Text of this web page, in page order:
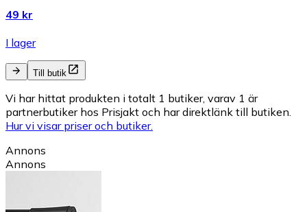
49 kr
I lager
Till butik
Vi har hittat produkten i totalt 1 butiker, varav 1 är
partnerbutiker hos Prisjakt och har direktlänk till butiken.
Hur vi visar priser och butiker.
Annons
Annons